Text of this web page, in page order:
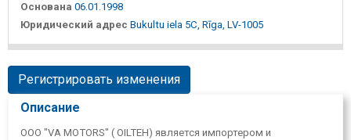
Основана 06.01.1998
Юридический адрес Bukultu iela 5C, Rīga, LV-1005
Регистрировать изменения
Описание
ООО "VA MOTORS" ( OILTEH) является импортером и